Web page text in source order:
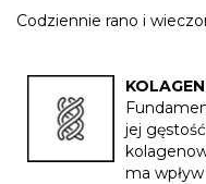
Codziennie rano i
KOLAGEN
jej
ma